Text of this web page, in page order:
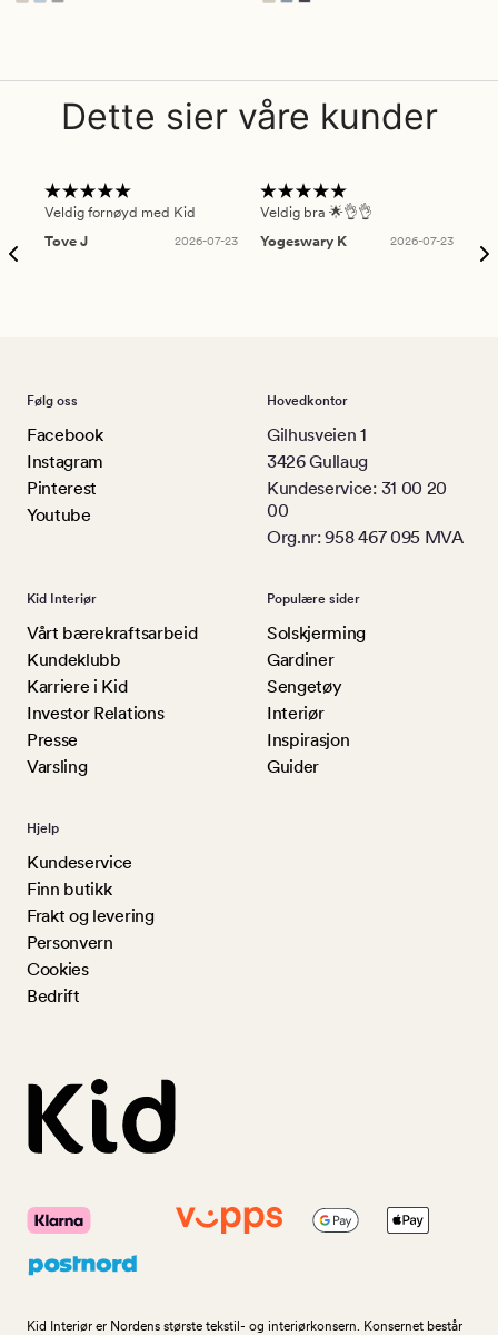
Dette sier våre kunder
Veldig fornøyd med Kid
Tove J
2026-07-23
Veldig bra 🌟👌👌
Yogeswary K
2026-07-23
Følg oss
Facebook
Instagram
Pinterest
Youtube
Hovedkontor
Gilhusveien 1
3426 Gullaug
Kundeservice: 31 00 20
00
Org.nr: 958 467 095 MVA
Kid Interiør
Vårt bærekraftsarbeid
Kundeklubb
Karriere i Kid
Investor Relations
Presse
Varsling
Populære sider
Solskjerming
Gardiner
Sengetøy
Interiør
Inspirasjon
Guider
Hjelp
Kundeservice
Finn butikk
Frakt og levering
Personvern
Cookies
Bedrift
Kid Interiør er Nordens største tekstil- og interiørkonsern. Konsernet består